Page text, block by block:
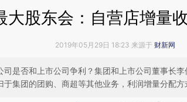
大股东会：自营店增量
2019年05月29日 18:23 来源于 财新网
司是否和上市公司争利？集团和上市公司董事长
于集团的团购、商超等其他业务，利润增量分配